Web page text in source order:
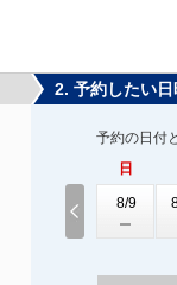
2. 予約したい
予約の日付
日
8/9